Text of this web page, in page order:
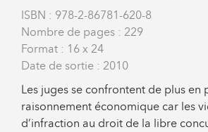
ISBN : 978-2-86781-620-8
Nombre de pages : 229
Format : 16 x 24
Date de sortie : 2010
Les juges se confrontent de plus en
raisonnement économique car les
d’infraction au droit de la libre